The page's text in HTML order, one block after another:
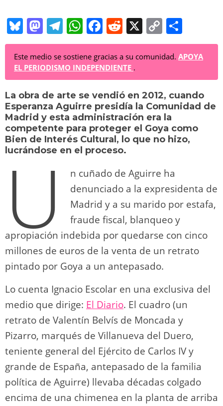
Bl
u
e
sk
y
M
a
st
o
d
o
n
T
el
e
gr
a
m
W
h
at
s
A
p
p
F
a
c
e
b
o
o
k
R
e
d
di
t
X
C
o
p
y
Li
n
k
o
m
p
ar
tir
Este medio se sostiene gracias a su comunidad. APOYA
EL PERIODISMO INDEPENDIENTE .
La obra de arte se vendió en 2012, cuando
Esperanza Aguirre presidía la Comunidad de
Madrid y esta administración era la
competente para proteger el Goya como
Bien de Interés Cultural, lo que no hizo,
lucrándose en el proceso.
U
n cuñado de Aguirre ha
denunciado a la expresidenta de
Madrid y a su marido por estafa,
fraude fiscal, blanqueo y
apropiación indebida por quedarse con cinco
millones de euros de la venta de un retrato
pintado por Goya a un antepasado.
Lo cuenta Ignacio Escolar en una exclusiva del
medio que dirige: El Diario. El cuadro (un
retrato de Valentín Belvís de Moncada y
Pizarro, marqués de Villanueva del Duero,
teniente general del Ejército de Carlos IV y
grande de España, antepasado de la familia
política de Aguirre) llevaba décadas colgado
encima de una chimenea en la planta de arriba